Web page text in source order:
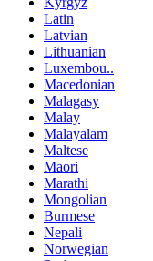
Latin
Latvian
Lithuanian
Luxembou..
Macedonian
Malagasy
Malay
Malayalam
Maltese
Maori
Marathi
Mongolian
Burmese
Nepali
Norwegian